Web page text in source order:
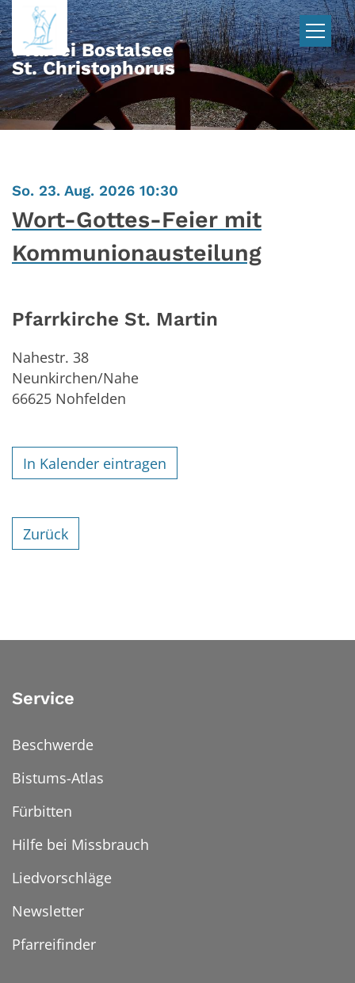
Zum Inhalt springen
Pfarrei Bostalsee
St. Christophorus
So. 23. Aug. 2026 10:30
Wort-Gottes-Feier mit
Kommunionausteilung
Pfarrkirche St. Martin
Nahestr. 38
Neunkirchen/Nahe
66625 Nohfelden
In Kalender eintragen
Zurück
Service
Beschwerde
Bistums-Atlas
Fürbitten
Hilfe bei Missbrauch
Liedvorschläge
Newsletter
Pfarreifinder